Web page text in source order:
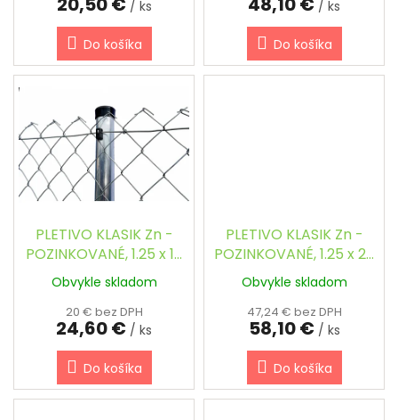
/ ks
Do košíka
/ ks
Do košíka
PLETIVO KLASIK Zn -
POZINKOVANÉ, 1.25 x 10
m / 60 x 60 / 2.0 mm
Obvykle skladom
20 € bez DPH
24,60 € / ks
Do košíka
PLETIVO KLASIK Zn -
POZINKOVANÉ, 1.25 x 25
m / 60 x 60 / 2.0 mm
Obvykle skladom
47,24 € bez DPH
58,10 € / ks
Do košíka